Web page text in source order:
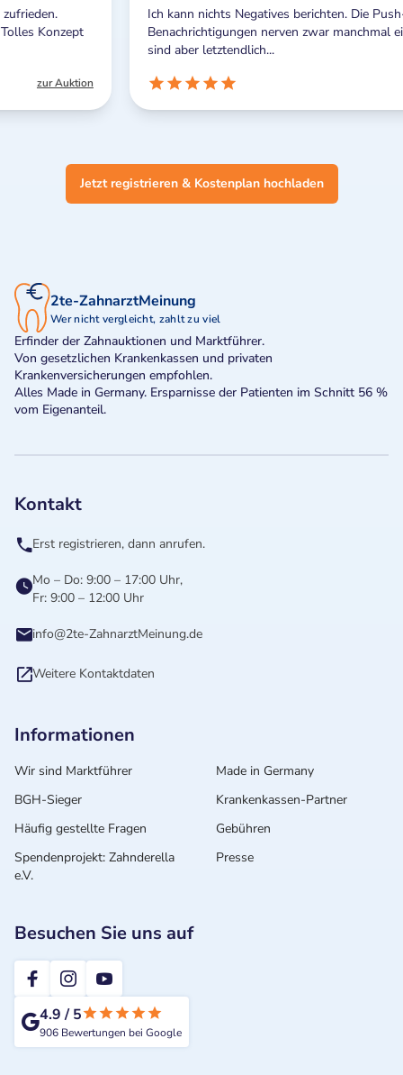
Ich kann nichts Negatives berichten. Die Push-
Benachrichtigungen nerven zwar manchmal ein wenig,
sind aber letztendlich...
Jetzt registrieren & Kostenplan hochladen
2te-ZahnarztMeinung
Wer nicht vergleicht, zahlt zu viel
Erfinder der Zahnauktionen und Marktführer.
Von gesetzlichen Krankenkassen und privaten
Krankenversicherungen empfohlen.
Alles Made in Germany. Ersparnisse der Patienten im Schnitt 56 %
vom Eigenanteil.
Kontakt
Erst registrieren, dann anrufen.
Mo – Do: 9:00 – 17:00 Uhr,
Fr: 9:00 – 12:00 Uhr
info@2te-ZahnarztMeinung.de
Weitere Kontaktdaten
Informationen
Wir sind Marktführer
Made in Germany
BGH-Sieger
Krankenkassen-Partner
Häufig gestellte Fragen
Gebühren
Spendenprojekt: Zahnderella
e.V.
Presse
Besuchen Sie uns auf
2te-ZahnarztMeinung
4.9/5
906 Bewertungen bei Google